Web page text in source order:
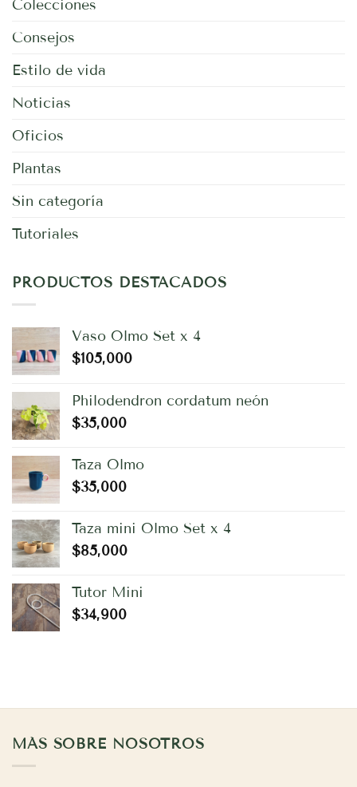
Colecciones
Consejos
Estilo de vida
Noticias
Oficios
Plantas
Sin categoría
Tutoriales
PRODUCTOS DESTACADOS
Vaso Olmo Set x 4
$105,000
Philodendron cordatum neón
$35,000
Taza Olmo
$35,000
Taza mini Olmo Set x 4
$85,000
Tutor Mini
$34,900
MÁS SOBRE NOSOTROS